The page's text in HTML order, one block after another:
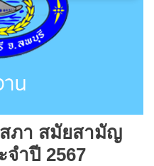
ภา สมัยสามัญ
จำปี 2567